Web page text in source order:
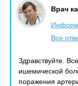
Врач
Все
Здравствуйте.
ишемической
поражения